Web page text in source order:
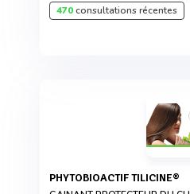
470consultations récentes
PHYTOBIOACTIF TILICINE®